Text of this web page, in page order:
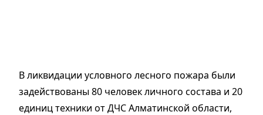
В ликвидации условного лесного пожара были
задействованы 80 человек личного состава и 20
единиц техники от ДЧС Алматинской области,